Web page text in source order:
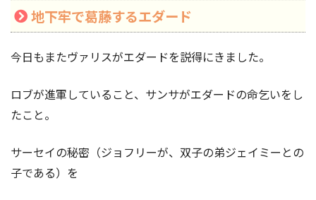
地下牢で葛藤するエダード
今日もまたヴァリスがエダードを説得にきました。
ロブが進軍していること、サンサがエダードの命乞いをし
たこと。
サーセイの秘密（ジョフリーが、双子の弟ジェイミーとの
子である）を